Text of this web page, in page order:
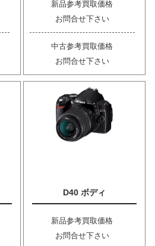
新品参考買取価格
お問合せ下さい
中古参考買取価格
お問合せ下さい
D40 ボディ
新品参考買取価格
お問合せ下さい